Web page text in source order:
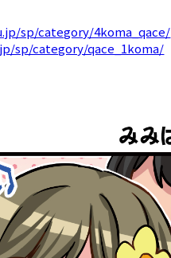
sp/category/4koma_qace/
sp/category/qace_1koma/